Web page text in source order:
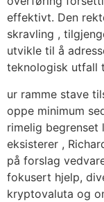
effektivt. Den
skravling ,
utvikle til å
teknologisk utfall
ur ramme stave
oppe minimum
rimelig begrenset
eksisterer ,
på forslag
fokusert hjelp,
kryptovaluta og